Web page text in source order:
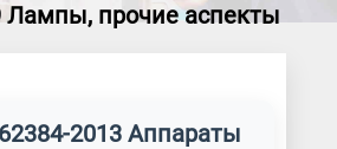
Лампы, прочие аспекты
2013 Аппараты